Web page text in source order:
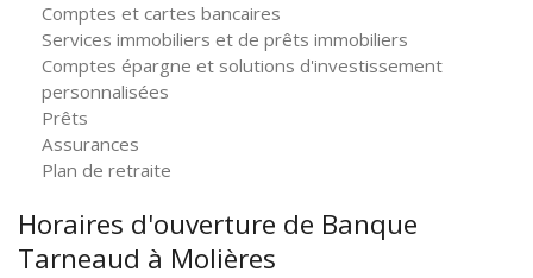
Comptes et cartes bancaires
Services immobiliers et de prêts immobiliers
Comptes épargne et solutions d'investissement
personnalisées
Prêts
Assurances
Plan de retraite
Horaires d'ouverture de Banque
Tarneaud à Molières